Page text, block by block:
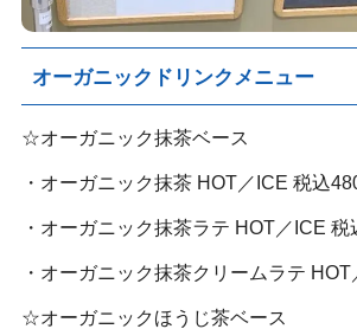
オーガニックドリンクメニュー
☆オーガニック抹茶ベース
・オーガニック抹茶 HOT／ICE 税込
・オーガニック抹茶ラテ HOT／ICE 税
・オーガニック抹茶クリームラテ
☆オーガニックほうじ茶ベース